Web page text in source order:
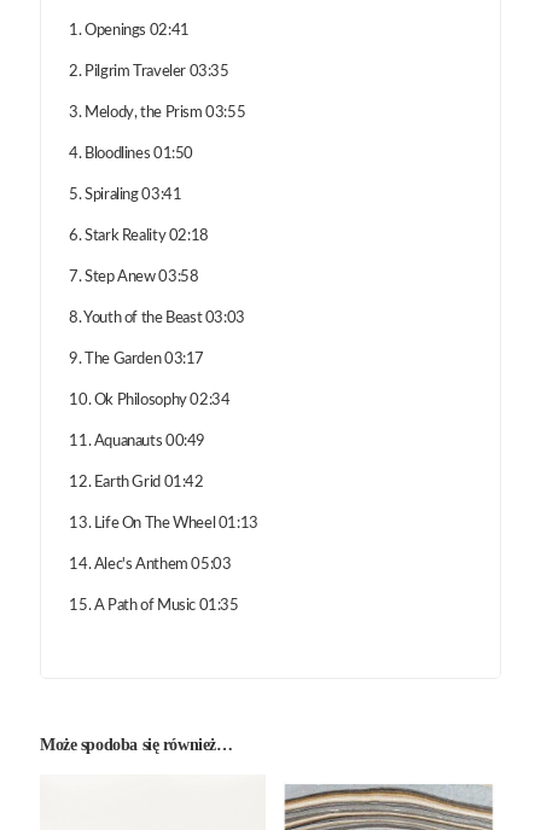
1. Openings 02:41
2. Pilgrim Traveler 03:35
3. Melody, the Prism 03:55
4. Bloodlines 01:50
5. Spiraling 03:41
6. Stark Reality 02:18
7. Step Anew 03:58
8. Youth of the Beast 03:03
9. The Garden 03:17
10. Ok Philosophy 02:34
11. Aquanauts 00:49
12. Earth Grid 01:42
13. Life On The Wheel 01:13
14. Alec's Anthem 05:03
15. A Path of Music 01:35
Może spodoba się również…